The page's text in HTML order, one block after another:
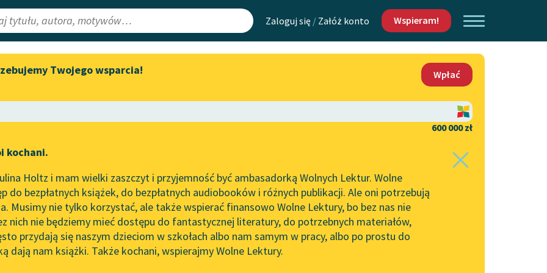
Zaloguj się / Załóż konto Wspieram!
Lektury
redakcyjne
Aktualności
Zapraszamy na spotkanie
literatury skandynawskiej
Wolne Lektury na 32.
Pol’and’Rock Festivalu
„Kochanek Lady Chatterley”
do słuchania na Wolnych
Lekturach
Nowy audiobook – „Marzenie
Mapa Wolnych Lektur
Leśmianator
API
OAI-PMH
Widget Wolnych Lektur
Kontakt
O projekcie
Zasady wykorzystania
Wolnych Lektur
Logotypy
Materiały promocyjne
Twojego wsparcia!
Wpłać
600 000 zł
kochani.
Holtz i mam wielki zaszczyt i przyjemność być ambasadorką Wolnych Lektur. Wolne
do bezpłatnych książek, do bezpłatnych audiobooków i różnych publikacji. Ale oni potrzebują
Musimy nie tylko korzystać, ale także wspierać finansowo Wolne Lektury, bo bez nas nie
nich nie będziemy mieć dostępu do fantastycznej literatury, do potrzebnych materiałów,
przydają się naszym dzieciom w szkołach albo nam samym w pracy, albo po prostu do
dają nam książki. Także kochani, wspierajmy Wolne Lektury.
Kornel Makuszyński✖